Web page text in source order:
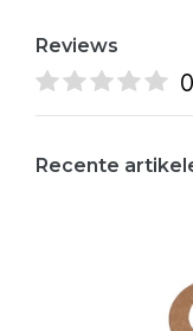
Reviews
0
Recente